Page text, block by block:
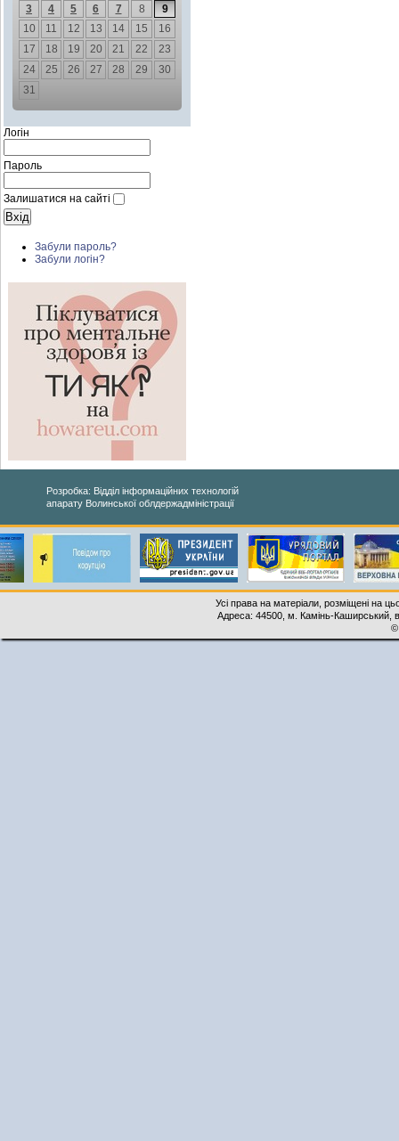
3
4 5 6 7 8
9
10
11 12 13 14 15
16
17
18 19 20 21 22
23
24
25 26 27 28 29
30
31
Логін
Пароль
Залишатися на сайті
Забули пароль?
Забули логін?
Розробка: Відділ інформаційних технологій
апарату Волинської облдержадміністрації
Усі права на матеріали, розміщені на
Адреса: 44500, м. Камінь-Каширський,
©